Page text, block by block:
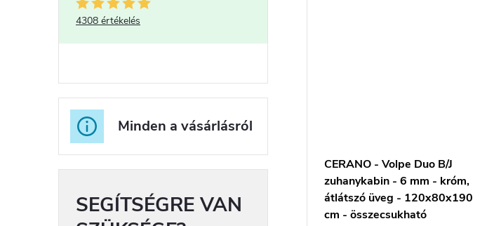
4308 értékelés
Minden a vásárlásról
SEGÍTSÉGRE VAN
CERANO - Volpe Duo B/J
zuhanykabin - 6 mm - króm,
átlátszó üveg - 120x80x190
cm - összecsukható